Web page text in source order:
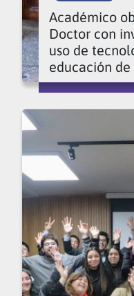
Académico
Doctor con
uso de
educación